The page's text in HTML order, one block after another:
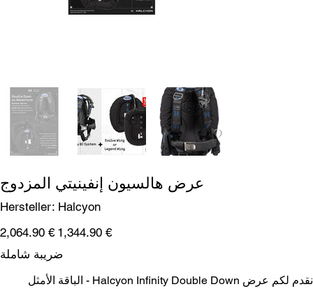
عرض هالسيون إنفينيتي المزدوج
Hersteller: SKU
Halcyon
Halcyon
السعر
الأصلي
‏2,064.90 € سعر
البيع
‏1,344.90 €
ضريبة شاملة
نقدم لكم عرض Halcyon Infinity Double Down - الباقة الأمثل